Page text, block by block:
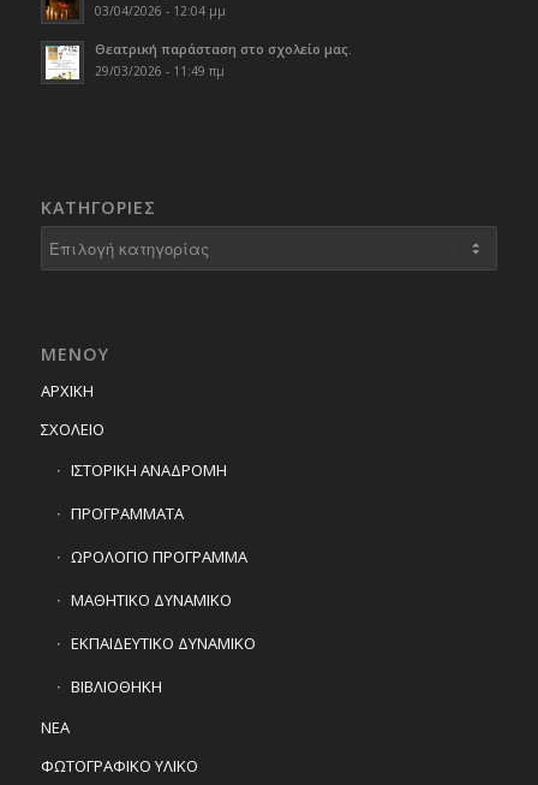
03/04/2026 - 12:04 μμ
Θεατρική παράσταση στο σχολείο μας.
29/03/2026 - 11:49 πμ
KΑΤΗΓΟΡΊΕΣ
ΜΕΝΟΥ
ΑΡΧΙΚΗ
ΣΧΟΛΕΙΟ
ΙΣΤΟΡΙΚΗ ΑΝΑΔΡΟΜΗ
ΠΡΟΓΡΑΜΜΑΤΑ
ΩΡΟΛΟΓΙΟ ΠΡΟΓΡΑΜΜΑ
ΜΑΘΗΤΙΚΟ ΔΥΝΑΜΙΚΟ
ΕΚΠΑΙΔΕΥΤΙΚΟ ΔΥΝΑΜΙΚΟ
ΒΙΒΛΙΟΘΗΚΗ
ΝΕΑ
ΦΩΤΟΓΡΑΦΙΚΟ ΥΛΙΚΟ